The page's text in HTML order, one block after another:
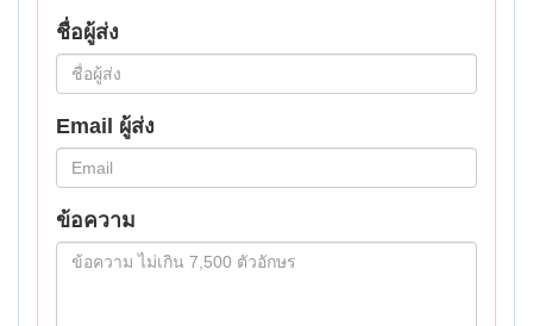
ชื่อผู้ส่ง
Email ผู้ส่ง
ข้อความ